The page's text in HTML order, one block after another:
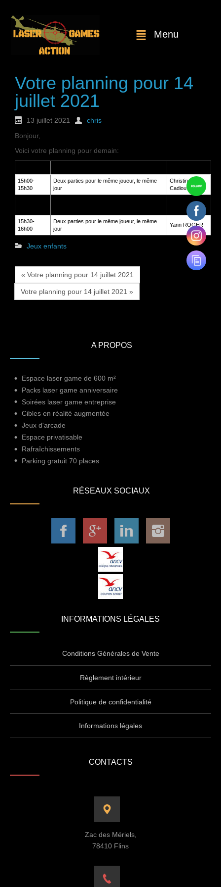
Menu
Votre planning pour 14
juillet 2021
13 juillet 2021
chris
Bonjour,
Voici votre planning pour demain:
15h00-
15h30
Deux parties pour le même joueur, le même
jour
Christine
Cadiou
15h30-
16h00
Deux parties pour le même joueur, le même
jour
Yann ROGER
Jeux enfants
« Votre planning pour 14 juillet 2021
Votre planning pour 14 juillet 2021 »
A PROPOS
Espace laser game de 600 m²
Packs laser game anniversaire
Soirées laser game entreprise
Cibles en réalité augmentée
Jeux d'arcade
Espace privatisable
Rafraîchissements
Parking gratuit 70 places
RÉSEAUX SOCIAUX
INFORMATIONS LÉGALES
Conditions Générales de Vente
Règlement intérieur
Politique de confidentialité
Informations légales
CONTACTS
Zac des Mériels,
78410 Flins